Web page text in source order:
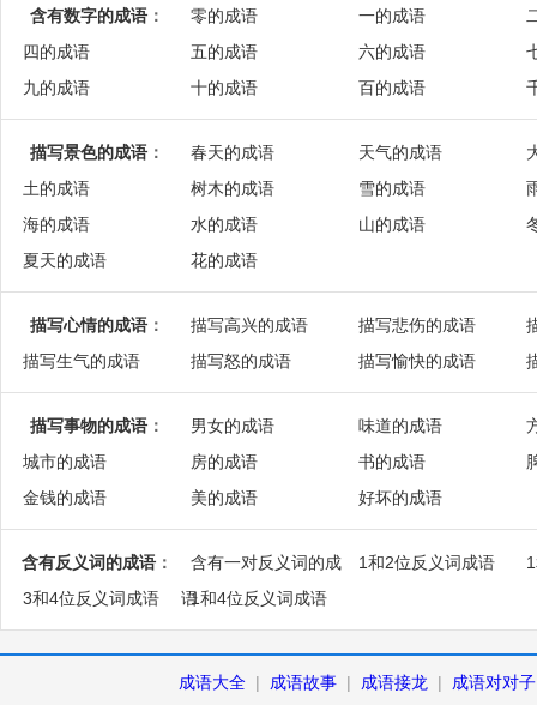
含有数字的成语 ： 零的成语 一的成语
四的成语
五的成语 六的成语
九的成语
十的成语 百的成语
描写景色的成语 ： 春天的成语 天气的成语
土的成语
树木的成语 雪的成语
海的成语
水的成语 山的成语
夏天的成语
花的成语
描写心情的成语 ： 描写高兴的成语 描写悲伤的成语
描写生气的成语
描写怒的成语 描写愉快的成语
描写事物的成语 ： 男女的成语 味道的成语
城市的成语
房的成语 书的成语
金钱的成语
美的成语 好坏的成语
含有反义词的成语 ：
含有一对反义词的成
语
1和2位反义词成语
3和4位反义词成语
1和4位反义词成语
成语大全 | 成语故事 | 成语接龙 |
成语对对子